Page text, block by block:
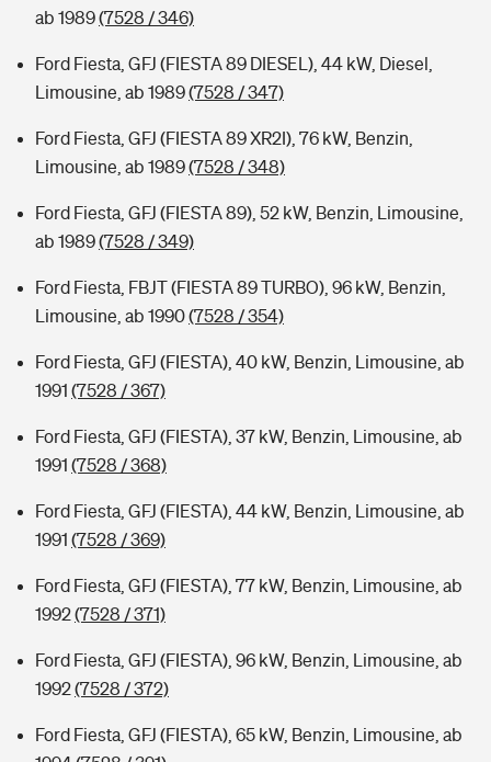
ab 1989(7528 / 346)
Ford Fiesta, GFJ (FIESTA 89 DIESEL), 44 kW, Diesel,
Limousine, ab 1989(7528 / 347)
Ford Fiesta, GFJ (FIESTA 89 XR2I), 76 kW, Benzin,
Limousine, ab 1989(7528 / 348)
Ford Fiesta, GFJ (FIESTA 89), 52 kW, Benzin, Limousine,
ab 1989(7528 / 349)
Ford Fiesta, FBJT (FIESTA 89 TURBO), 96 kW, Benzin,
Limousine, ab 1990(7528 / 354)
Ford Fiesta, GFJ (FIESTA), 40 kW, Benzin, Limousine, ab
1991 (7528 / 367)
Ford Fiesta, GFJ (FIESTA), 37 kW, Benzin, Limousine, ab
1991 (7528 / 368)
Ford Fiesta, GFJ (FIESTA), 44 kW, Benzin, Limousine, ab
1991 (7528 / 369)
Ford Fiesta, GFJ (FIESTA), 77 kW, Benzin, Limousine, ab
1992(7528 / 371)
Ford Fiesta, GFJ (FIESTA), 96 kW, Benzin, Limousine, ab
1992(7528 / 372)
Ford Fiesta, GFJ (FIESTA), 65 kW, Benzin, Limousine, ab